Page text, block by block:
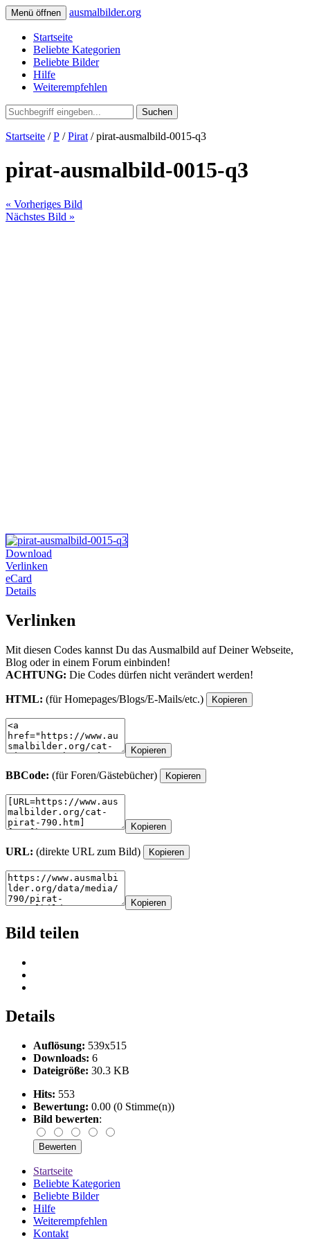
Menü öffnen ausmalbilder.org
Startseite
Beliebte Kategorien
Beliebte Bilder
Hilfe
Weiterempfehlen
Suchen
Startseite /P /Pirat / pirat-ausmalbild-0015-q3
pirat-ausmalbild-0015-q3
« Vorheriges Bild
Nächstes Bild »
Download
Verlinken
eCard
Details
Verlinken
Mit diesen Codes kannst Du das Ausmalbild auf Deiner Webseite,
Blog oder in einem Forum einbinden!
ACHTUNG: Die Codes dürfen nicht verändert werden!
HTML: (für Homepages/Blogs/E-Mails/etc.) Kopieren
Kopieren
BBCode: (für Foren/Gästebücher) Kopieren
Kopieren
URL: (direkte URL zum Bild) Kopieren
Kopieren
Bild teilen
Details
Auflösung: 539x515
Downloads: 6
Dateigröße: 30.3 KB
Hits: 553
Bewertung: 0.00 (0 Stimme(n))
Bild bewerten:
Startseite
Beliebte Kategorien
Beliebte Bilder
Hilfe
Weiterempfehlen
Kontakt